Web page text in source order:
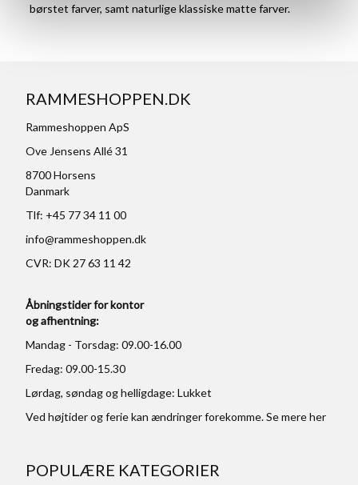
børstet farver, samt naturlige klassiske matte farver.
RAMMESHOPPEN.DK
Rammeshoppen ApS
Ove Jensens Allé 31
8700 Horsens
Danmark
Tlf: +45 77 34 11 00
info@rammeshoppen.dk
CVR: DK 27 63 11 42
Åbningstider for kontor
og afhentning:
Mandag - Torsdag: 09.00-16.00
Fredag: 09.00-15.30
Lørdag, søndag og helligdage: Lukket
Ved højtider og ferie kan ændringer forekomme. Se mereher
POPULÆRE KATEGORIER